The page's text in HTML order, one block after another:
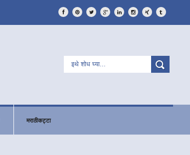
मराठीकट्टा